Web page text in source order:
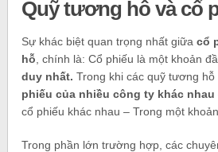
Quỹ tương hỗ và cổ
Sự khác biệt quan trọng nhất giữacổ
hỗ , chính là: Cổ phiếu là một khoản
duy nhất. Trong khi các quỹ tương
phiếu của nhiều công ty khác nhau
cổ phiếu khác nhau – Trong một
Trong phần lớn trường hợp, các